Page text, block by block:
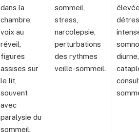
dans la
chambre,
voix au
réveil,
figures
assises sur
le lit,
souvent
avec
paralysie du
sommeil.
sommeil,
stress,
narcolepsie,
perturbations
des rythmes
veille-sommeil.
diurne,